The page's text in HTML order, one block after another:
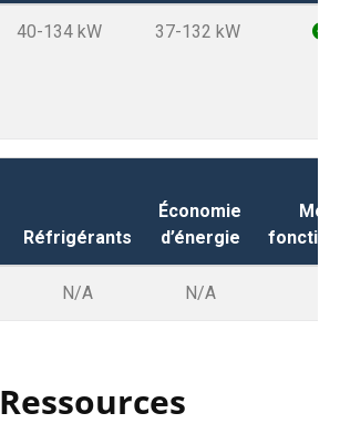
40-134 kW 37-132 kW
Réfrigérants
Économie
d’énergie
N/A N/A
Ressources